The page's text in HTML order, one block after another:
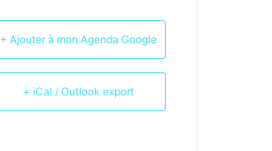
+ Ajouter à mon Agenda Google
+ iCal / Outlook export